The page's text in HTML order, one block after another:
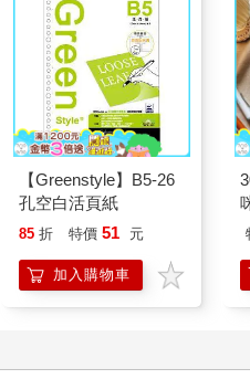
【Greenstyle】B5-26
孔空白活頁紙
85 折 特價 51 元
加入購物車